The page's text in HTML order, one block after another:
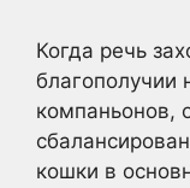
Когда речь
компаньонов,
кошки в